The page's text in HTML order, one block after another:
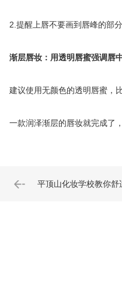
2.提醒上唇不要画到唇峰的部
渐层唇妆：用透明唇蜜强调唇
建议使用无颜色的透明唇蜜，
一款润泽渐层的唇妆就完成了
平顶山化妆学校教你